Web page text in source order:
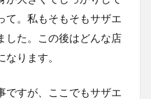
て。私もそもそもサザエ
した。この後はどんな店
ります。
ですが、ここでもサザエ